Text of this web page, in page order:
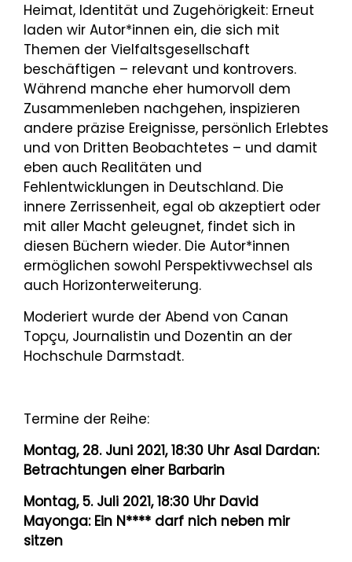
Heimat, Identität und Zugehörigkeit: Erneut
laden wir Autor*innen ein, die sich mit
Themen der Vielfaltsgesellschaft
beschäftigen – relevant und kontrovers.
Während manche eher humorvoll dem
Zusammenleben nachgehen, inspizieren
andere präzise Ereignisse, persönlich Erlebtes
und von Dritten Beobachtetes – und damit
eben auch Realitäten und
Fehlentwicklungen in Deutschland. Die
innere Zerrissenheit, egal ob akzeptiert oder
mit aller Macht geleugnet, findet sich in
diesen Büchern wieder. Die Autor*innen
ermöglichen sowohl Perspektivwechsel als
auch Horizonterweiterung.
Moderiert wurde der Abend von Canan
Topçu, Journalistin und Dozentin an der
Hochschule Darmstadt.
Termine der Reihe:
Montag, 28. Juni 2021, 18:30 Uhr Asal Dardan:
Betrachtungen einer Barbarin
Montag, 5. Juli 2021, 18:30 Uhr David
Mayonga: Ein N**** darf nich neben mir
sitzen